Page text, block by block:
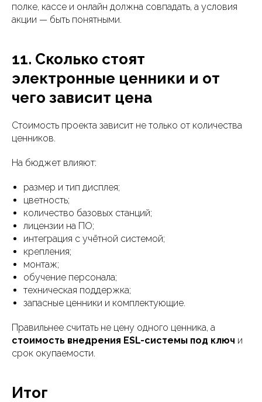
полке, кассе и онлайн должна совпадать, а условия
акции — быть понятными.
11. Сколько стоят
электронные ценники и от
чего зависит цена
Стоимость проекта зависит не только от количества
ценников.
На бюджет влияют:
размер и тип дисплея;
цветность;
количество базовых станций;
лицензии на ПО;
интеграция с учётной системой;
крепления;
монтаж;
обучение персонала;
техническая поддержка;
запасные ценники и комплектующие.
Правильнее считать не цену одного ценника, а
стоимость внедрения ESL-системы под ключ и
срок окупаемости.
Итог